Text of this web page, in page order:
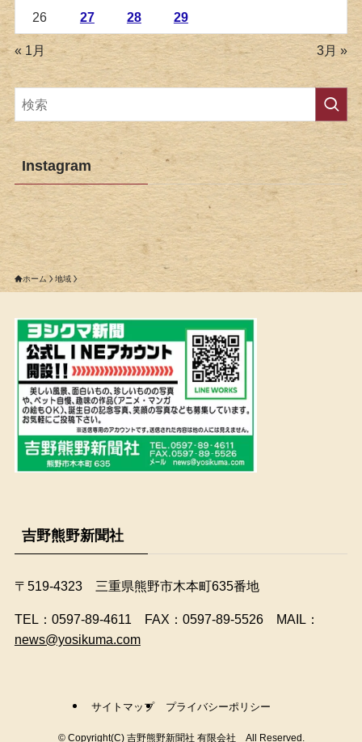
26 27 28 29
« 1月 3月 »
Instagram
ホーム 地域
吉野熊野新聞社
〒519-4323 三重県熊野市木本町635番地
​TEL：0597-89-4611 FAX：0597-89-5526 MAIL：
news@yosikuma.com
サイトマップ プライバシーポリシー
©Copyright(C) 吉野熊野新聞社 有限会社 All Reserved.